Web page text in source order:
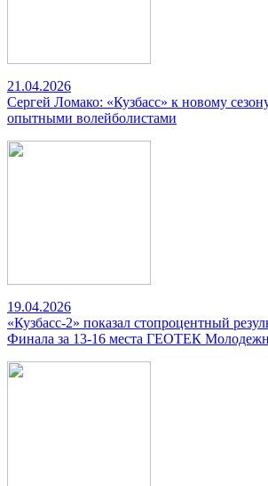
21.04.2026
Сергей Ломако: «Кузбасс» к новому
опытными волейболистами
19.04.2026
«Кузбасс-2» показал стопроцентный
Финала за 13-16 места ГЕОТЕК